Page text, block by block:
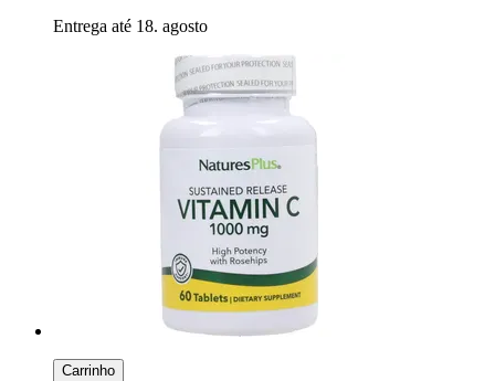
Entrega até 18. agosto
Carrinho